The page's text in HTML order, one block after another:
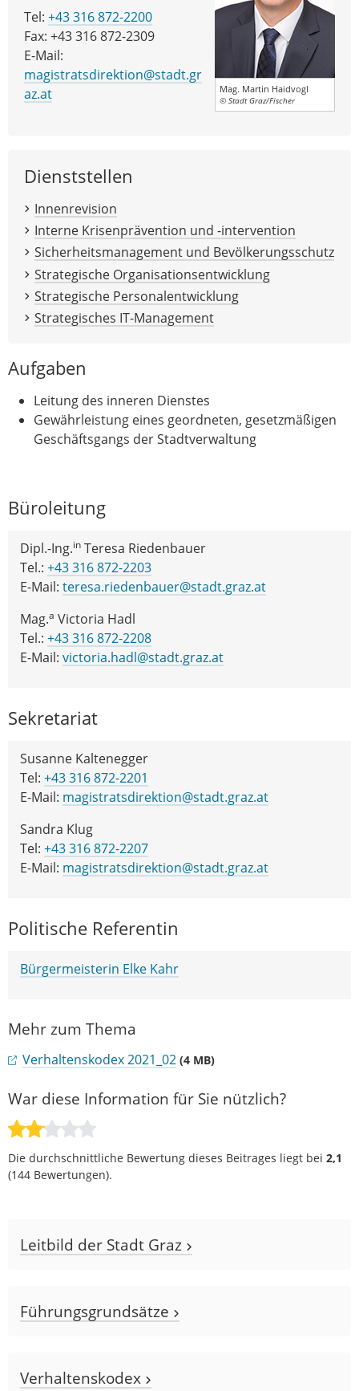
Mag. Martin Haidvogl
© Stadt Graz/Fischer
Tel: +43 316 872-2200
Fax: +43 316 872-2309
E-Mail:
magistratsdirektion@stadt.gr
az.at
Dienststellen
Innenrevision
Interne Krisenprävention und -intervention
Sicherheitsmanagement und Bevölkerungsschutz
Strategische Organisationsentwicklung
Strategische Personalentwicklung
Strategisches IT-Management
Aufgaben
Leitung des inneren Dienstes
Gewährleistung eines geordneten, gesetzmäßigen
Geschäftsgangs der Stadtverwaltung
Büroleitung
Dipl.-Ing.in Teresa Riedenbauer
Tel.: +43 316 872-2203
E-Mail: teresa.riedenbauer@stadt.graz.at
Mag.a Victoria Hadl
Tel.: +43 316 872-2208
E-Mail: victoria.hadl@stadt.graz.at
Sekretariat
Susanne Kaltenegger
Tel: +43 316 872-2201
E-Mail: magistratsdirektion@stadt.graz.at
Sandra Klug
Tel: +43 316 872-2207
E-Mail: magistratsdirektion@stadt.graz.at
Politische Referentin
Bürgermeisterin Elke Kahr
Mehr zum Thema
Verhaltenskodex 2021_02 (4 MB)
War diese Information für Sie nützlich?
Die durchschnittliche Bewertung dieses Beitrages liegt bei 2,1
(144 Bewertungen).
Leitbild der Stadt Graz
Führungsgrundsätze
Verhaltenskodex